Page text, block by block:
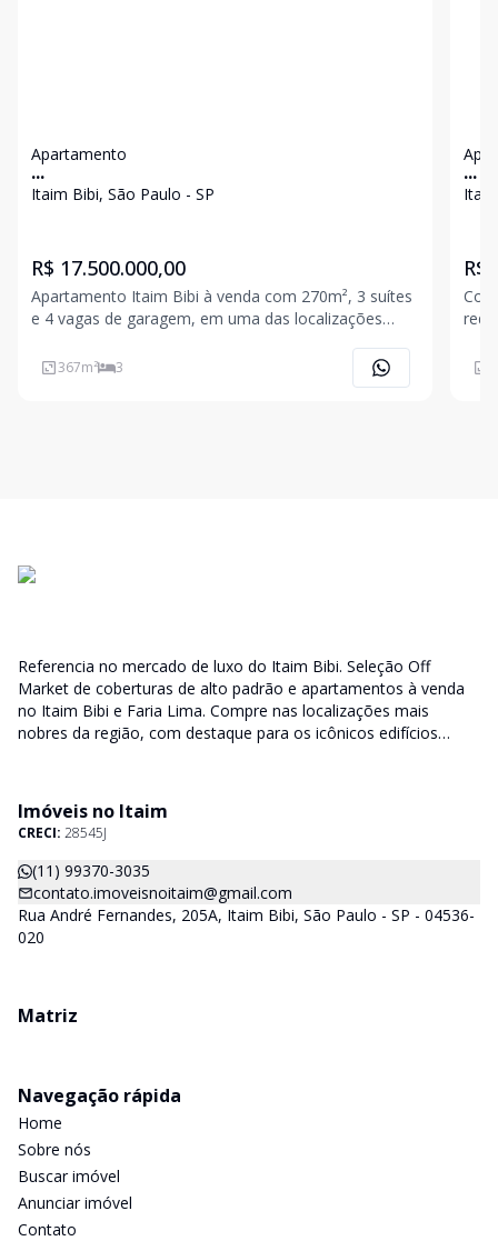
Apartamento
...
Itaim Bibi, São Paulo - SP
R$ 17.500.000,00
Apartamento Itaim Bibi à venda com 270m², 3 suítes
e 4 vagas de garagem, em uma das localizações
moderno Itaim Bibi combina espaços amplos,
conforto e sofisticação, oferecendo o equilíbrio ideal
367m² 3
...
R$
Europa. Com
Referencia no mercado de luxo do Itaim Bibi. Seleção Off
Market de coberturas de alto padrão e apartamentos à venda
no Itaim Bibi e Faria Lima. Compre nas localizações mais
nobres da região, com destaque para os icônicos edifícios
Imóveis no Itaim
CRECI: 28545J
(11) 99370-3035
contato.imoveisnoitaim@gmail.com
Rua André Fernandes, 205A, Itaim Bibi, São Paulo - SP - 04536-
020
Matriz
Navegação rápida
Home
Sobre nós
Buscar imóvel
Anunciar imóvel
Contato